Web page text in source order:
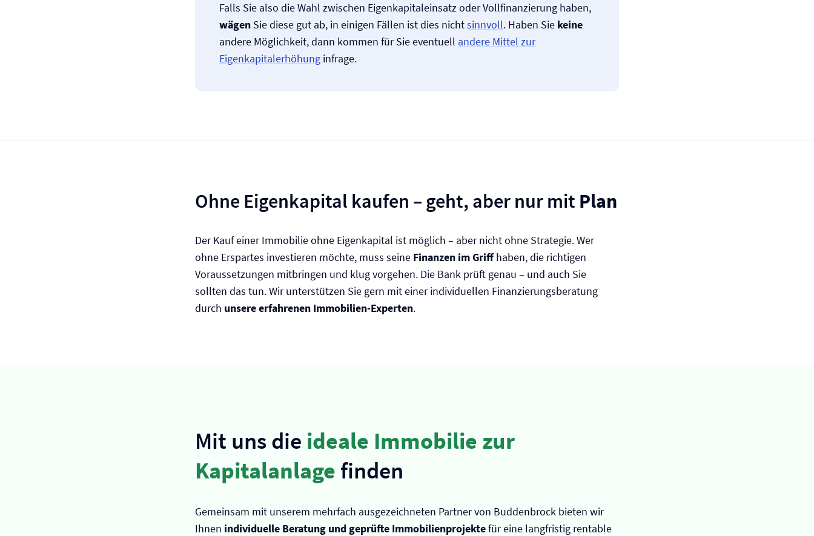
Falls Sie also die Wahl zwischen Eigenkapitaleinsatz oder Vollfinanzierung haben,
wägen Sie diese gut ab, in einigen Fällen ist dies nichtsinnvoll. Haben Sie keine
andere Möglichkeit, dann kommen für Sie eventuell andere Mittel zur
Eigenkapitalerhöhung infrage.
Ohne Eigenkapital kaufen – geht, aber nur mit Plan
Der Kauf einer Immobilie ohne Eigenkapital ist möglich – aber nicht ohne Strategie. Wer
ohne Erspartes investieren möchte, muss seine Finanzen im Griffhaben, die richtigen
Voraussetzungen mitbringen und klug vorgehen. Die Bank prüft genau – und auch Sie
sollten das tun. Wir unterstützen Sie gern mit einer individuellen Finanzierungsberatung
durch unsere erfahrenen Immobilien-Experten.
Mit uns die ideale Immobilie zur
Kapitalanlage finden
Gemeinsam mit unserem mehrfach ausgezeichneten Partner von Buddenbrock bieten wir
Ihnen individuelle Beratung und geprüfte Immobilienprojektefür eine langfristig rentable